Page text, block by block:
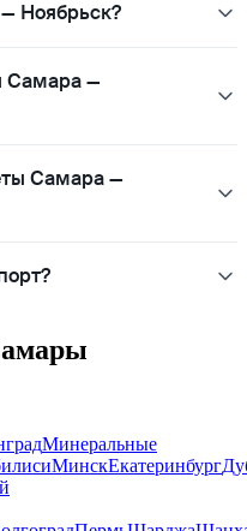
Ноябрьск?
Самара —
Самара —
Минеральные
МинскЕкатеринбург